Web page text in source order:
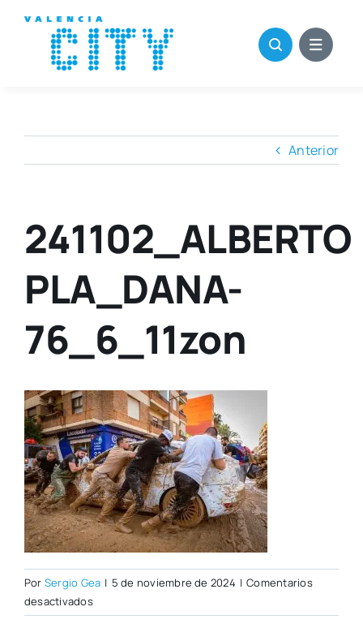
contenido
Anterior
241102_ALBERTO
PLA_DANA-
76_6_11zon
Por Sergio Gea | 5 de noviembre de 2024 | Comentarios
desactivadosen
241102_ALBERTO